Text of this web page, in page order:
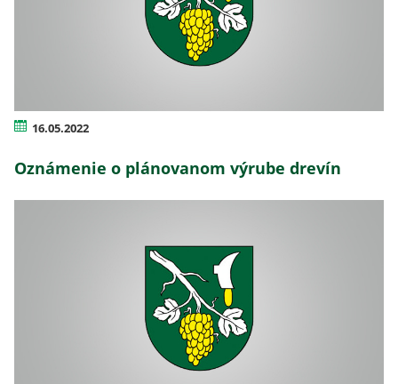
16.05.2022
Oznámenie o plánovanom výrube drevín